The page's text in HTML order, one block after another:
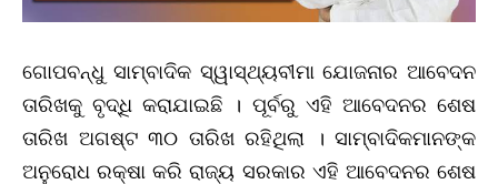
ଗୋପବନ୍ଧୁ ସାମ୍ବାଦିକ ସ୍ୱାସ୍ଥ୍ୟବୀମା ଯୋଜନାର ଆବେଦନ
ତାରିଖକୁ ବୃଦ୍ଧି କରାଯାଇଛି । ପୂର୍ବରୁ ଏହି ଆବେଦନର ଶେଷ
ତାରିଖ ଅଗଷ୍ଟ ୩୦ ତାରିଖ ରହିଥିଲା । ସାମ୍ବାଦିକମାନଙ୍କ
ଅନୁରୋଧ ରକ୍ଷା କରି ରାଜ୍ୟ ସରକାର ଏହି ଆବେଦନର ଶେଷ